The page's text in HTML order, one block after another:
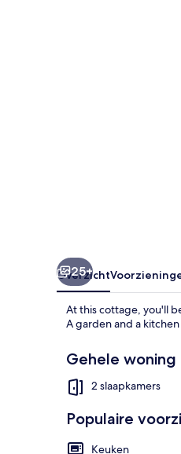
25+
Overzicht
At this cottage, you'll
A garden and a
Gehele woning
2 slaapkamers
Populaire
Keuken